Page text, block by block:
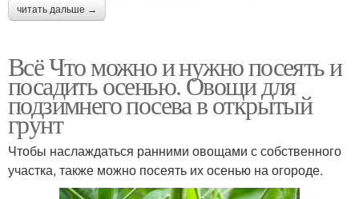
читать дальше →
Всё Что можно и нужно посеять и
посадить осенью. Овощи для
подзимнего посева в открытый
грунт
Чтобы наслаждаться ранними овощами с собственного
участка, также можно посеять их осенью на огороде.